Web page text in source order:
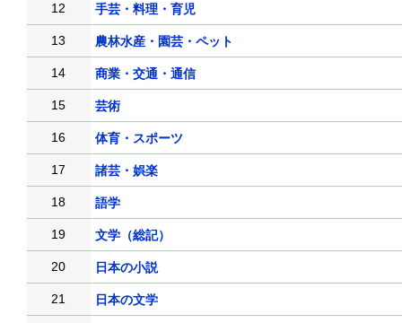
12 手芸・料理・育児
13 農林水産・園芸・ペット
14 商業・交通・通信
15 芸術
16 体育・スポーツ
17 諸芸・娯楽
18 語学
19 文学（総記）
20 日本の小説
21 日本の文学